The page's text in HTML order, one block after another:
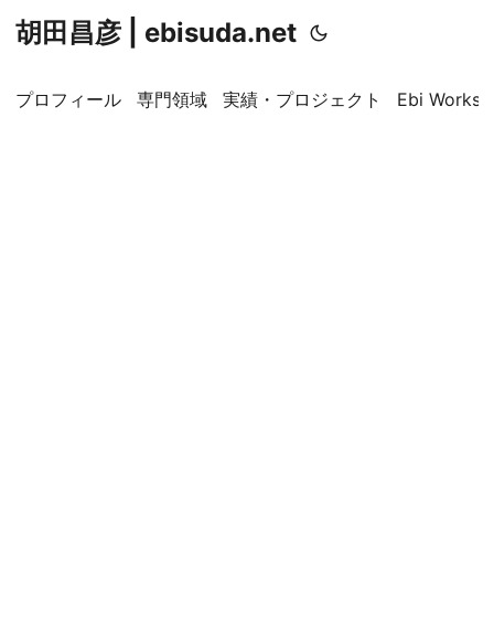
胡田昌彦 | ebisuda.net
プロフィール 専門領域 実績・プロジェクト Ebi